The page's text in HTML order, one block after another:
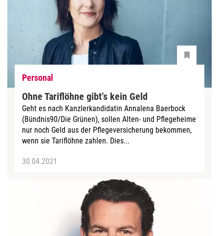
Personal
Ohne Tariflöhne gibt’s kein Geld
Geht es nach Kanzlerkandidatin Annalena Baerbock
(Bündnis90/Die Grünen), sollen Alten- und Pflegeheime
nur noch Geld aus der Pflegeversicherung bekommen,
wenn sie Tariflöhne zahlen. Dies...
30.04.2021